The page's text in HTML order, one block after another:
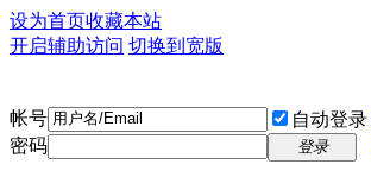
设为首页收藏本站
开启辅助访问 切换到宽版
帐号 自动登录
密码
登录